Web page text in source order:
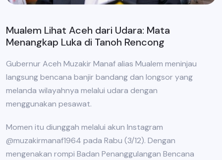
Mualem Lihat Aceh dari Udara: Mata
Menangkap Luka di Tanoh Rencong
Gubernur Aceh Muzakir Manaf alias Mualem meninjau
langsung bencana banjir bandang dan longsor yang
melanda wilayahnya melalui udara dengan
menggunakan pesawat.
Momen itu diunggah melalui akun Instagram
@muzakirmanaf1964 pada Rabu (3/12). Dengan
mengenakan rompi Badan Penanggulangan Bencana